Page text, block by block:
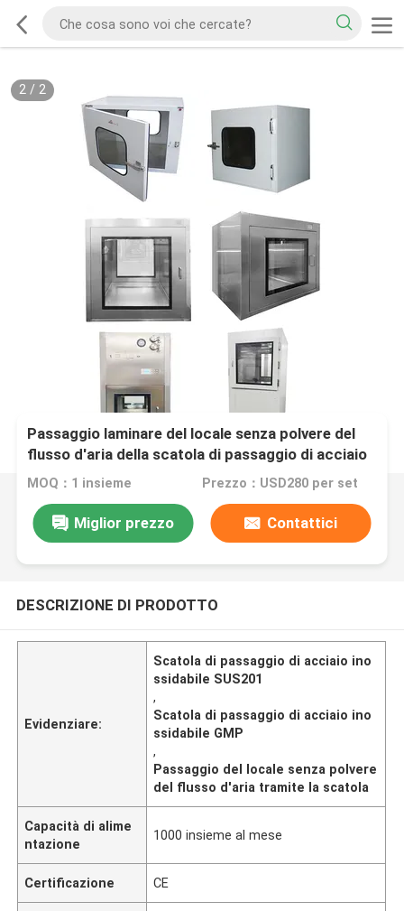
2/ 2
Passaggio laminare del locale senza polvere del
flusso d'aria della scatola di passaggio di acciaio
inossidabile SUS201 GMP tramite la scatola
MOQ：1 insieme Prezzo：USD280 per set
Miglior prezzo Contattici
DESCRIZIONE DI PRODOTTO
Evidenziare:
Scatola di passaggio di acciaio ino
ssidabile SUS201
,
Scatola di passaggio di acciaio ino
ssidabile GMP
,
Passaggio del locale senza polvere
del flusso d'aria tramite la scatola
Capacità di alime
ntazione
1000 insieme al mese
Certificazione CE